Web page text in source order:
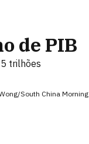
de PIB
trilhões
South China Morning